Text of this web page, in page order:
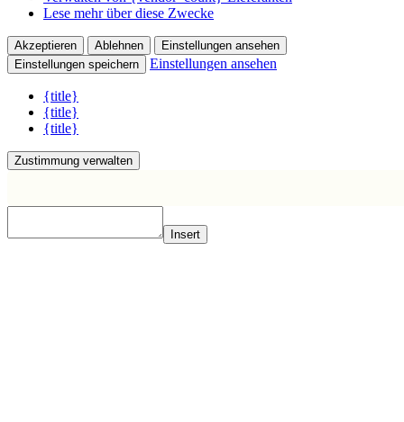
Lese mehr über diese Zwecke
Akzeptieren Ablehnen
Einstellungen ansehen
Einstellungen speichern
Einstellungen ansehen
{title}
{title}
{title}
Zustimmung verwalten
Insert